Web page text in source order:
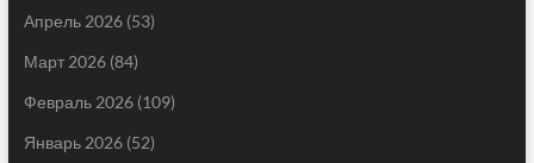
Апрель 2026(53)
Март 2026(84)
Февраль 2026(109)
Январь 2026(52)